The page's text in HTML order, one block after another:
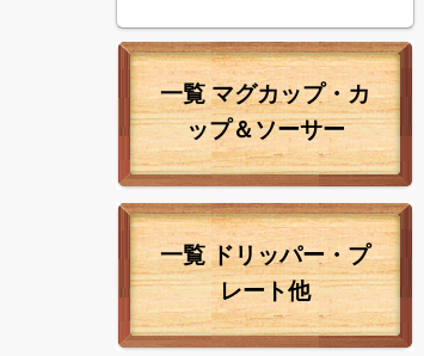
一覧 マグカップ・カ
ップ＆ソーサー
一覧 ドリッパー・プ
レート他